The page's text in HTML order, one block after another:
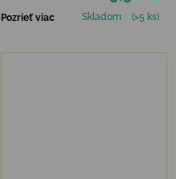
Pozrieť viac Skladom (>5 ks)